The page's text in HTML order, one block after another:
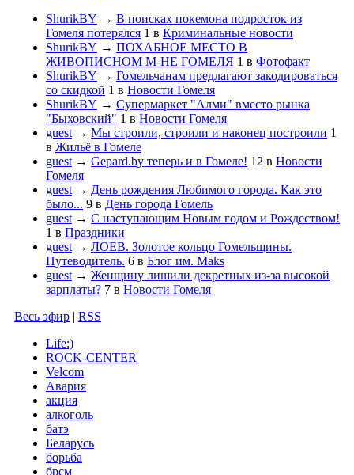
ShurikBY → В поисках покемона подросток из
Гомеля потерялся 1 в Криминальные новости
ShurikBY → ПОХАБНОЕ МЕСТО В
ЖИВОПИСНОМ М-НЕ ГОМЕЛЯ 1 в Фотофакт
ShurikBY → Гомельчанам предлагают закодироваться
со скидкой 1 в Новости Гомеля
ShurikBY → Супермаркет "Алми" вместо рынка
"Быховский" 1 в Новости Гомеля
guest → Мы строили, строили и наконец построили 1
в Жильё в Гомеле
guest → Gepard.by теперь и в Гомеле! 12 в Новости
Гомеля
guest → День рождения Любимого города. Как это
было... 9 в День города Гомель
guest → С наступающим Новым годом и Рождеством!
1 в Праздники
guest → ЛОЕВ. Золотое кольцо Гомельщины.
Путеводитель. 6 в Блог им. Maks
guest → Женщину лишили декретных из-за высокой
зарплаты? 7 в Новости Гомеля
Весь эфир | RSS
Life:)
ROCK-CENTER
Velcom
Авария
акция
алкоголь
батэ
Беларусь
борьба
брсм